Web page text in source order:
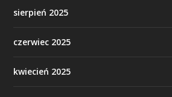
sierpień 2025
czerwiec 2025
kwiecień 2025